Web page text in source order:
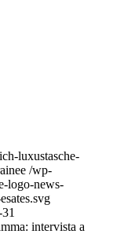
luxustasche-
/wp-
logo-news-
intervista a